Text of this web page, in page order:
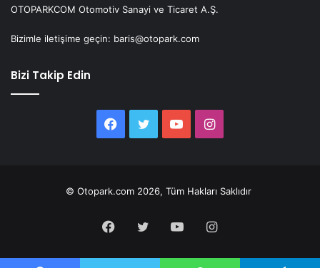
OTOPARKCOM Otomotiv Sanayi ve Ticaret A.Ş.
Bizimle iletişime geçin: baris@otopark.com
Bizi Takip Edin
Facebook
Twitter YouTubeInstagram
© Otopark.com 2026, Tüm Hakları Saklıdır
Facebook
Twitter YouTubeInstagram